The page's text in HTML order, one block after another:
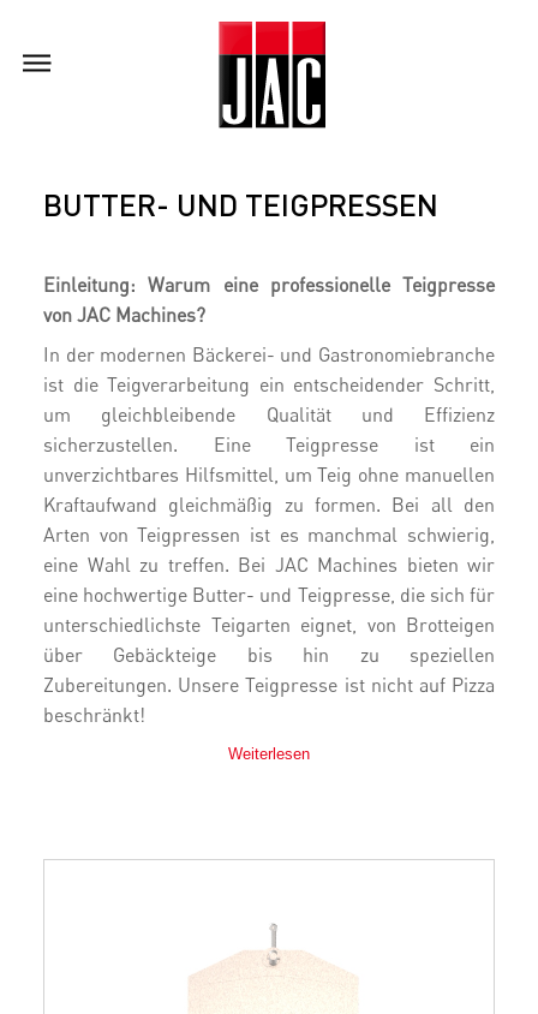
BUTTER- UND TEIGPRESSEN
Einleitung: Warum eine professionelle Teigpresse
von JAC Machines?
In der modernen Bäckerei- und Gastronomiebranche
ist die Teigverarbeitung ein entscheidender Schritt,
um gleichbleibende Qualität und Effizienz
sicherzustellen. Eine Teigpresse ist ein
unverzichtbares Hilfsmittel, um Teig ohne manuellen
Kraftaufwand gleichmäßig zu formen. Bei all den
Arten von Teigpressen ist es manchmal schwierig,
eine Wahl zu treffen. Bei JAC Machines bieten wir
eine hochwertige Butter- und Teigpresse, die sich für
unterschiedlichste Teigarten eignet, von Brotteigen
über Gebäckteige bis hin zu speziellen
Zubereitungen. Unsere Teigpresse ist nicht auf Pizza
beschränkt!
Weiterlesen